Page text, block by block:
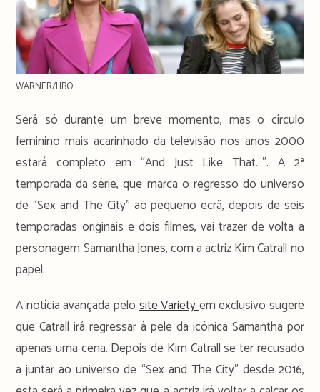
WARNER/HBO
Será só durante um breve momento, mas o círculo
feminino mais acarinhado da televisão nos anos 2000
estará completo em “And Just Like That…”. A 2ª
temporada da série, que marca o regresso do universo
de “Sex and The City” ao pequeno ecrã, depois de seis
temporadas originais e dois filmes, vai trazer de volta a
personagem Samantha Jones, com a actriz Kim Catrall no
papel.
A notícia avançada pelosite Varietyem exclusivo sugere
que Catrall irá regressar à pele da icónica Samantha por
apenas uma cena. Depois de Kim Catrall se ter recusado
a juntar ao universo de “Sex and The City” desde 2016,